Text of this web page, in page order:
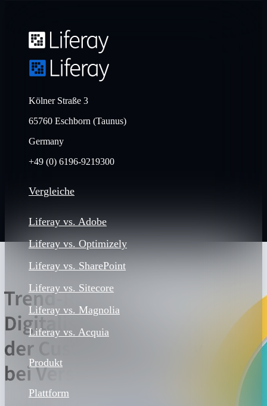
Kölner Straße 3
65760 Eschborn (Taunus)
Germany
+49 (0) 6196-9219300
Vergleiche
Liferay vs. Adobe
Liferay vs. Optimizely
Liferay vs. SharePoint
Liferay vs. Sitecore
Liferay vs. Magnolia
Liferay vs. Acquia
Produkt
Plattform